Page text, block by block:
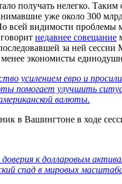
получать нелегко.
уже около 300
всей видимости
недавнее совещание
за ней
экономисты
усилением евро и
помогает улучшить
валюты.
в Вашингтоне в ходе
к долларовым
спад в мировых